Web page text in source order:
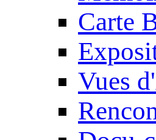
Carte
Vues